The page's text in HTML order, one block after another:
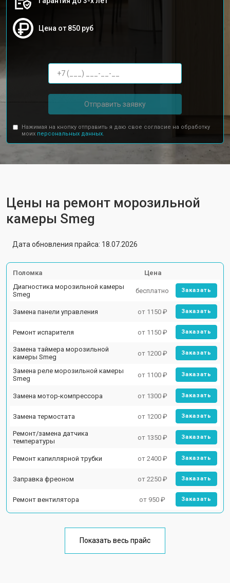
Цена от 850 руб
Отправить заявку
Нажимая на кнопку отправить я даю свое согласие на обработку
моих персональных данных.
Цены на ремонт морозильной
камеры Smeg
Дата обновления прайса: 18.07.2026
Поломка
Цена
Диагностика морозильной камеры
Smeg
бесплатно Заказать
Замена панели управления от 1150 ₽ Заказать
Ремонт испарителя от 1150 ₽ Заказать
Замена таймера морозильной
камеры Smeg
от 1200 ₽ Заказать
Замена реле морозильной камеры
Smeg
от 1100 ₽ Заказать
Замена мотор-компрессора от 1300 ₽ Заказать
Замена термостата от 1200 ₽ Заказать
Ремонт/замена датчика
температуры
от 1350 ₽ Заказать
Ремонт капиллярной трубки от 2400 ₽ Заказать
Заправка фреоном от 2250 ₽ Заказать
Ремонт вентилятора от 950 ₽ Заказать
Показать весь прайс